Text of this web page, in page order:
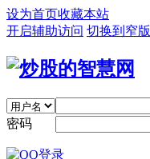
设为首页收藏本站
开启辅助访问 切换到窄版
密码